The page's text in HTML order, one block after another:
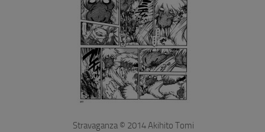
Stravaganza © 2014 Akihito Tomi